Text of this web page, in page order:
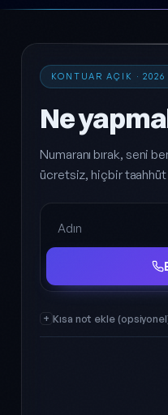
KONTUAR AÇIK ·
Ne
Numaranı bırak, seni
ücretsiz, hiçbir
Ad Soyad
Telefon
Kısa not ekle